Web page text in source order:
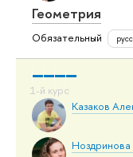
Геометрия
Обязательный
Казаков
Ноздринова